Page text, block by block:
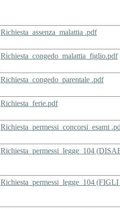
Richiesta_assenza_malattia .pdf
Richiesta_congedo_malattia_figlio.pdf
Richiesta_congedo_parentale .pdf
Richiesta_ferie.pdf
Richiesta_permessi_concorsi_esami
Richiesta_permessi_legge_104
Richiesta_permessi_legge_104